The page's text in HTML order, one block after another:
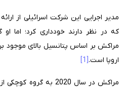
مدیر اجرایی این شرکت اسرائیلی از
که در نظر دارند خودداری کرد؛ اما
مراکش بر اساس پتانسیل بالای موجود
اروپا است.
مراکش در سال 2020 به